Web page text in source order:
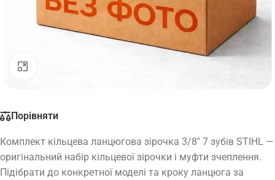
Порівняти
Комплект кільцева ланцюгова зірочка 3/8″ 7 зубів STIHL —
оригінальний набір кільцевої зірочки і муфти зчеплення.
Підібрати до конкретної моделі та кроку ланцюга за